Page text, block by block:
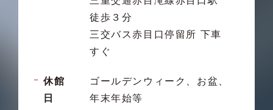
徒歩３分
三交バス赤目口停留所 下車
すぐ
休館
日
ゴールデンウィーク、お盆、
年末年始等